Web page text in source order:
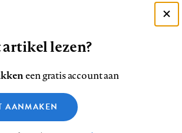
ons
op
Instagram
ons
YouTube
ons
Disclaimer Privacy
Medische vragen verdienen
betrouwbare antwoorden
lezen?
een gratis account aan
AANMAKEN